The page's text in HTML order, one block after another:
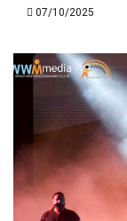
07/10/2025